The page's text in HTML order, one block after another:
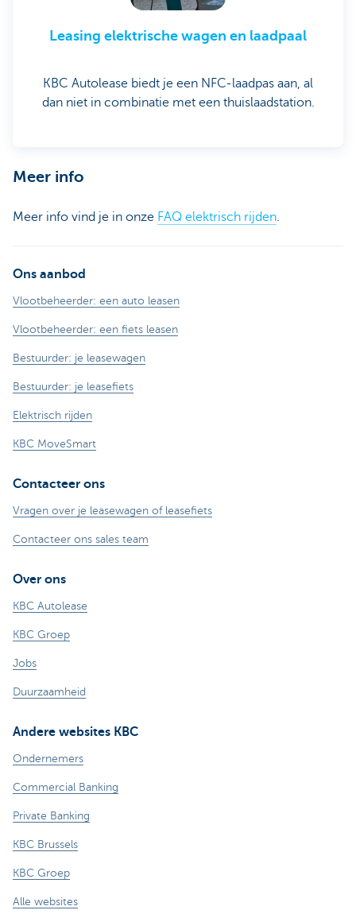
Leasing elektrische wagen en laadpaal
KBC Autolease biedt je een NFC-laadpas aan, al
dan niet in combinatie met een thuislaadstation.
Meer info
Meer info vind je in onze FAQ elektrisch rijden.
Ons aanbod
Vlootbeheerder: een auto leasen
Vlootbeheerder: een fiets leasen
Bestuurder: je leasewagen
Bestuurder: je leasefiets
Elektrisch rijden
KBC MoveSmart
Contacteer ons
Vragen over je leasewagen of leasefiets
Contacteer ons sales team
Over ons
KBC Autolease
KBC Groep
Jobs
Duurzaamheid
Andere websites KBC
Ondernemers
Commercial Banking
Private Banking
KBC Brussels
KBC Groep
Alle websites